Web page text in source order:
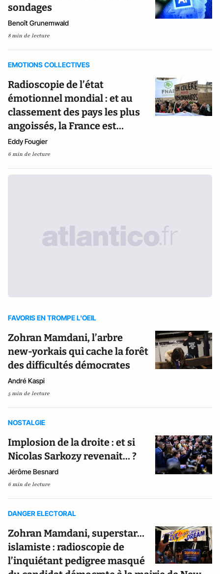
sondages
Benoît Grunemwald
8 min de lecture
EMOTIONS COLLECTIVES
Radioscopie de l’état
émotionnel mondial : et au
classement des pays les plus
angoissés, la France est…
Eddy Fougier
6 min de lecture
FAVORIS EN TROMPE L'OEIL
Zohran Mamdani, l’arbre
new-yorkais qui cache la forêt
des difficultés démocrates
André Kaspi
5 min de lecture
NOSTALGIE
Implosion de la droite : et si
Nicolas Sarkozy revenait… ?
Jérôme Besnard
6 min de lecture
DANGER ELECTORAL
Zohran Mamdani, superstar…
islamiste : radioscopie de
l’inquiétant pedigree masqué